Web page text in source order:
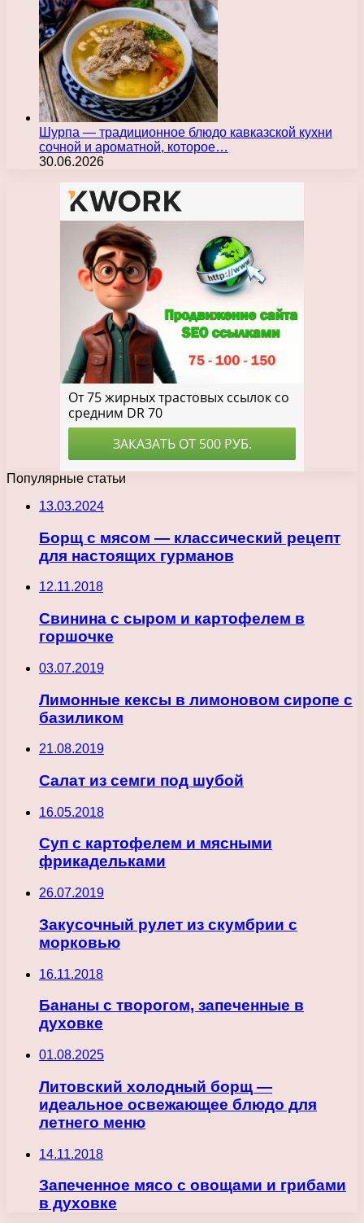
Шурпа — традиционное блюдо кавказской кухни
сочной и ароматной, которое…
30.06.2026
Популярные статьи
13.03.2024
Борщ с мясом — классический рецепт
для настоящих гурманов
12.11.2018
Свинина с сыром и картофелем в
горшочке
03.07.2019
Лимонные кексы в лимоновом сиропе с
базиликом
21.08.2019
Салат из семги под шубой
16.05.2018
Суп с картофелем и мясными
фрикадельками
26.07.2019
Закусочный рулет из скумбрии с
морковью
16.11.2018
Бананы с творогом, запеченные в
духовке
01.08.2025
Литовский холодный борщ —
идеальное освежающее блюдо для
летнего меню
14.11.2018
Запеченное мясо с овощами и грибами
в духовке